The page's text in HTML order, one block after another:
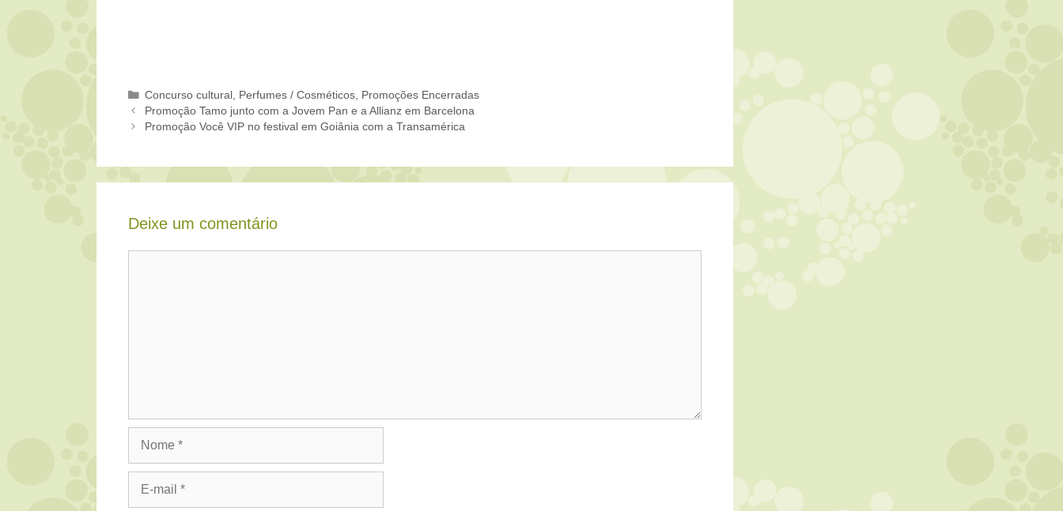
Categorias
Concurso cultural Perfumes / Cosméticos Promoções Encerradas
Promoção Tamo junto com a Jovem Pan e a Allianz em Barcelona
Promoção Você VIP no festival em Goiânia com a Transamérica
Deixe um comentário